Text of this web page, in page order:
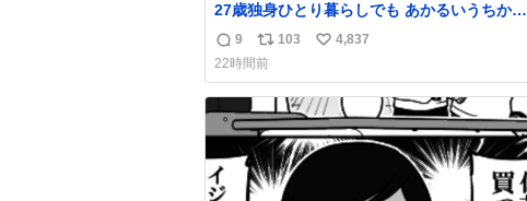
27歳独身ひとり暮らしでも あかるいうちから
呑みながらキッチンでひとり焼肉できてしあ
わせだもん՞ o̴̶̷̥ ̫ o̴̶̷̥ ՞
返
信
数
9
リ
ポ
ス
ト
数
103
い
ね
数
4,837
22時間前